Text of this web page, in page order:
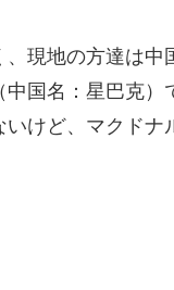
現地の方達は
国名：星巴克
けど、マクドナ